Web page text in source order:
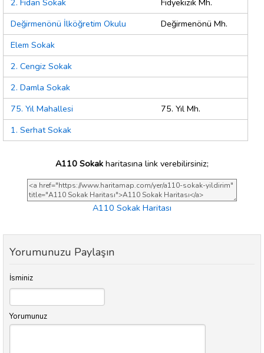
2. Fidan Sokak
Fidyekızık Mh.
Değirmenönü İlköğretim Okulu
Değirmenönü Mh.
Elem Sokak
2. Cengiz Sokak
2. Damla Sokak
75. Yıl Mahallesi
75. Yıl Mh.
1. Serhat Sokak
A110 Sokak haritasına link verebilirsiniz;
A110 Sokak Haritası
Yorumunuzu Paylaşın
İsminiz
Yorumunuz